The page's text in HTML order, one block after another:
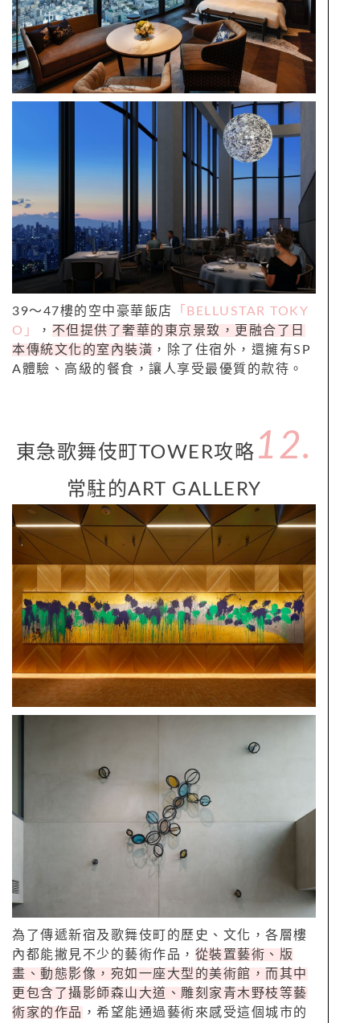
39～47樓的空中豪華飯店
「BELLUSTAR TOKY
O」
， 不但提供了奢華的東京景致，更融合了日
本傳統文化的室內裝潢 ，除了住宿外，還擁有SP
A體驗、高級的餐食，讓人享受最優質的款待。
東急歌舞伎町TOWER攻略 12.
常駐的ART GALLERY
為了傳遞新宿及歌舞伎町的歷史、文化，各層樓
內都能撇見不少的藝術作品， 從裝置藝術、版
畫、動態影像，宛如一座大型的美術館，而其中
更包含了攝影師森山大道、雕刻家青木野枝等藝
術家的作品 ，希望能通過藝術來感受這個城市的